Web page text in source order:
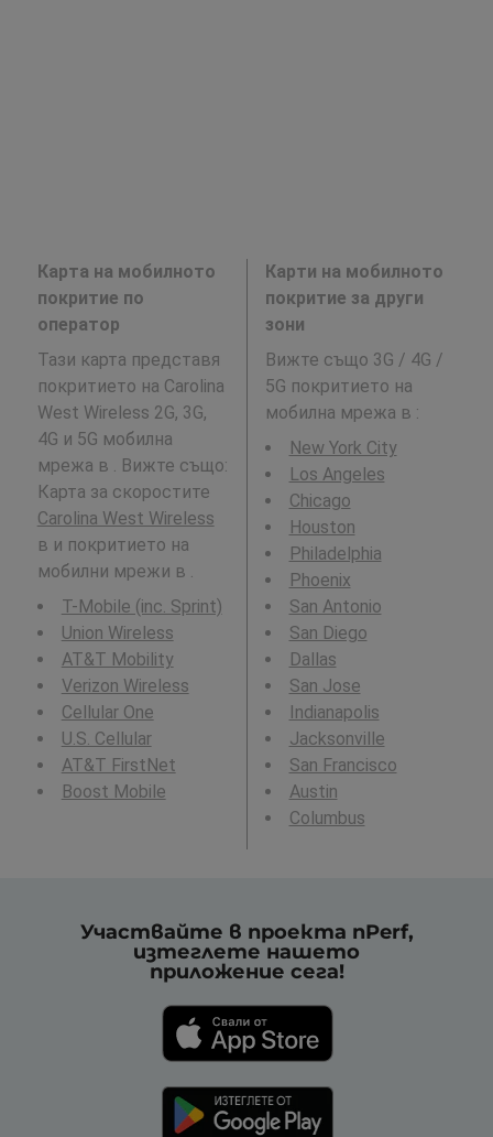
Карта на мобилното
покритие по
оператор
Тази карта представя
покритието на Carolina
West Wireless 2G, 3G,
4G и 5G мобилна
мрежа в . Вижте също:
Карта за скоростите
Carolina West Wireless
в и покритието на
мобилни мрежи в .
T-Mobile (inc. Sprint)
Union Wireless
AT&T Mobility
Verizon Wireless
Cellular One
U.S. Cellular
AT&T FirstNet
Boost Mobile
Карти на мобилното
покритие за други
зони
Вижте също 3G / 4G /
5G покритието на
мобилна мрежа в :
New York City
Los Angeles
Chicago
Houston
Philadelphia
Phoenix
San Antonio
San Diego
Dallas
San Jose
Indianapolis
Jacksonville
San Francisco
Austin
Columbus
Участвайте в проекта nPerf,
изтеглете нашето
приложение сега!